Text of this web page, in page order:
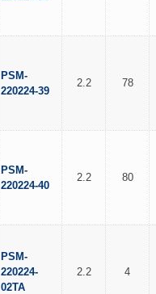
PSM-
220224-39
2.2 78
PSM-
220224-40
2.2 80
PSM-
220224-
02TA
2.2 4